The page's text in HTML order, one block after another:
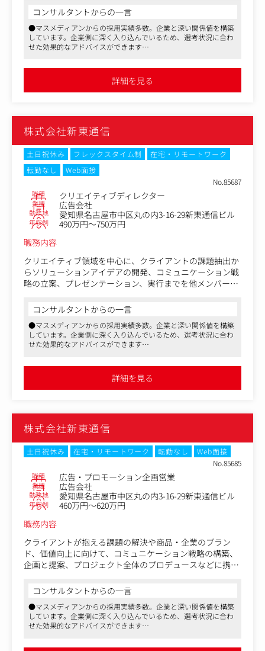
定から買付、プロモーション企画～運用まで一手にご担当
いただきます。
具体的にはクライアントの要望をヒアリングし、Webメデ
ィアのプランニングやメディアとの折衝及び仕入れ、企画
書の作成と提案、プロジェクト管理等をお願いします。
手法や進め方に制限がなく企画提案から実行・完遂まで、
クライアントのWeb施策の全体に携わることができます。
・媒体選定、買付
・広告運用、クリエイティブディレクション
・広告効果の測定・分析など
・クライアント先への提案、打ち合わせなど
コンサルタントからの一言
●マスメディアンからの採用実績多数。企業と深い関係値を構築
しています。企業側に深く入り込んでいるため、選考状況に合わ
せた効果的なアドバイスができます
●実績次第で高待遇を目指せる会社であり、長期的キャリアを支
援する上で福利厚生面も充実しています
●コロナ禍で広告会社の業績が軒並み下がるなかで、2020年度以
詳細を見る
株式会社新東通信
土日祝休み フレックスタイム制
在宅・リモートワーク
転勤なし
Web面接
No.85687
職種 クリエイティブディレクター
業種 広告会社
勤務地 愛知県名古屋市中区丸の内3-16-29新東通信ビル
年収例
490万円～750万円
職務内容
クリエイティブ領域を中心に、クライアントの課題抽出か
らソリューションアイデアの開発、コミュニケーション戦
略の立案、プレゼンテーション、実行までを他メンバーと
マスやデジタルなどの手法に縛られず、PRやイベントなど
も含めて、総合的なコミュニケーション提案、取り組みが
可能です。
《業務一例》
・プロジェクトの全体設計、プランニング、進行管理
・協力会社など外部ブレーンへのディレクション、進捗確
スタッフィング
・既存クライアントに対する自主プレの際の企画プランニ
ングとその進行 など
【仕事の魅力】
・クライアントの経営課題や潜在的な課題、ニーズを探る
ところからはじまり、解決のための戦略を考える部分から
携わります。
・媒体社やグループの制約がないため、手法や進め方に制
限がなく、本当にクライアントのためになること、自分の
やりたいことをつきつめることができます。
通貫して扱うことが可能です。自身の経験の幅や領域を広
げたい方に最適です。
コンサルタントからの一言
●マスメディアンからの採用実績多数。企業と深い関係値を構築
しています。企業側に深く入り込んでいるため、選考状況に合わ
せた効果的なアドバイスができます
●実績次第で高待遇を目指せる会社であり、長期的キャリアを支
援する上で福利厚生面も充実しています
●コロナ禍で広告会社の業績が軒並み下がるなかで、2020年度以
詳細を見る
株式会社新東通信
土日祝休み 在宅・リモートワーク 転勤なし
Web面接
No.85685
職種 広告・プロモーション企画営業
業種 広告会社
勤務地 愛知県名古屋市中区丸の内3-16-29新東通信ビル
年収例
460万円～620万円
職務内容
クライアントが抱える課題の解決や商品・企業のブラン
ド、価値向上に向けて、コミュニケーション戦略の構築、
企画と提案、プロジェクト全体のプロデュースなどに携わ
TVCMやラジオ、新聞・雑誌など、マスメディアだけでな
く、Webサイトやロゴ、販促物、イベントなど、様々な視
点で企画をし、最適な手段を模索しながら、プランニング
します。
コンサルタントからの一言
●マスメディアンからの採用実績多数。企業と深い関係値を構築
しています。企業側に深く入り込んでいるため、選考状況に合わ
せた効果的なアドバイスができます